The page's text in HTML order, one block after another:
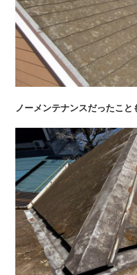
ノーメンテナンスだったこ